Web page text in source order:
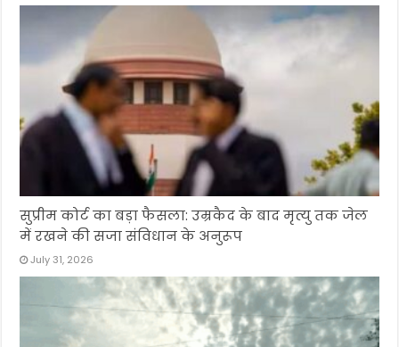
सुप्रीम कोर्ट का बड़ा फैसला: उम्रकैद के बाद मृत्यु तक जेल
में रखने की सजा संविधान के अनुरूप
July 31, 2026